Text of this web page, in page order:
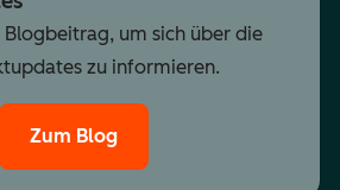
Blogbeitrag, um sich über die
zu informieren.
Zum Blog